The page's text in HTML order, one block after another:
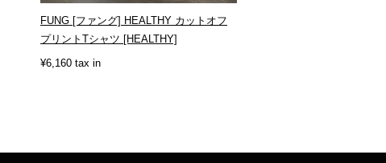
FUNG [ファング] HEALTHY カットオフ
プリントTシャツ [HEALTHY]
¥6,160 tax in